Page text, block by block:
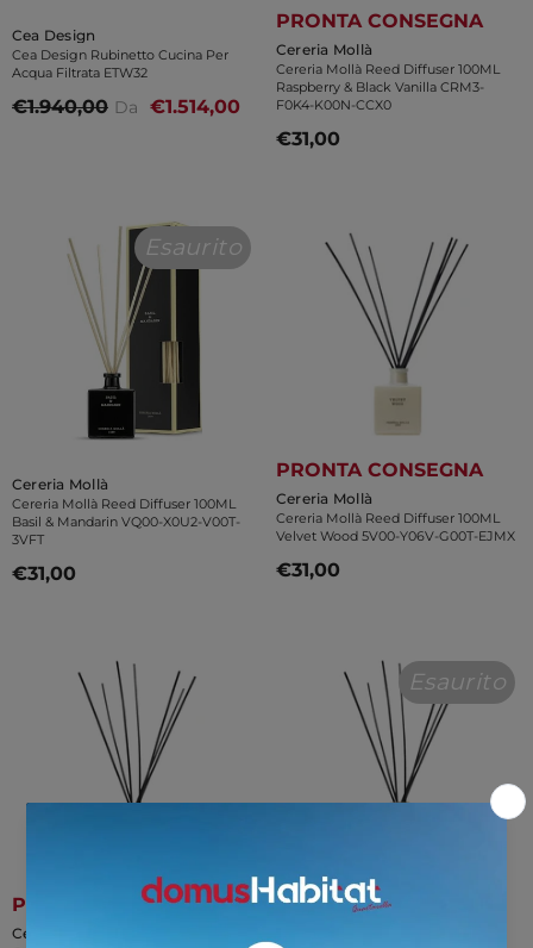
Venditore:
Cea Design
Cea Design Rubinetto Cucina Per
Acqua Filtrata ETW32
€1.940,00 Da €1.514,00
PRONTA CONSEGNA
Venditore:
Cereria Mollà
Cereria Mollà Reed Diffuser 100ML
Raspberry & Black Vanilla CRM3-
F0K4-K00N-CCX0
€31,00
Esaurito
Venditore:
Cereria Mollà
Cereria Mollà Reed Diffuser 100ML
Basil & Mandarin VQ00-X0U2-V00T-
3VFT
€31,00
PRONTA CONSEGNA
Venditore:
Cereria Mollà
Cereria Mollà Reed Diffuser 100ML
Velvet Wood 5V00-Y06V-G00T-EJMX
€31,00
PRONTA CONSEGNA
Venditore:
Cereria Mollà
Esaurito
Cereria Mollà